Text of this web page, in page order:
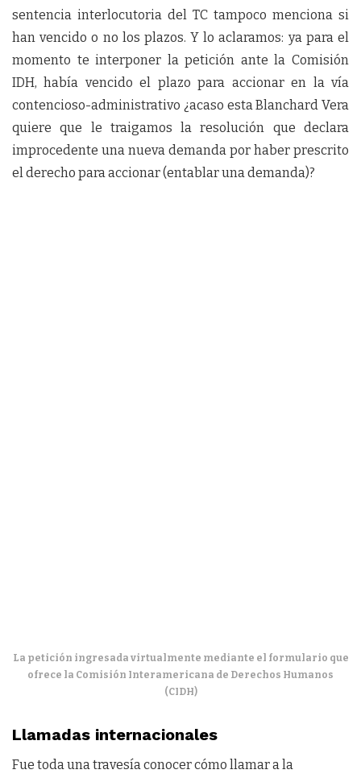
sentencia interlocutoria del TC tampoco menciona si
han vencido o no los plazos. Y lo aclaramos: ya para el
momento te interponer la petición ante la Comisión
IDH, había vencido el plazo para accionar en la vía
contencioso-administrativo ¿acaso esta Blanchard Vera
quiere que le traigamos la resolución que declara
improcedente una nueva demanda por haber prescrito
el derecho para accionar (entablar una demanda)?
La petición ingresada virtualmente mediante el formulario que
ofrece la Comisión Interamericana de Derechos Humanos
(CIDH)
Llamadas internacionales
Fue toda una travesía conocer cómo llamar a la